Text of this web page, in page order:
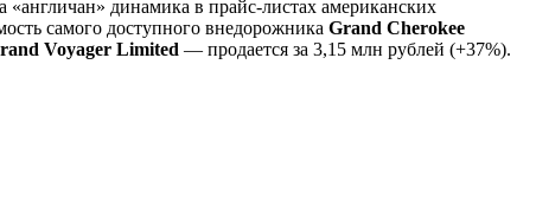
динамика в прайс-листах американских
самого доступного внедорожника Grand Cherokee
Voyager Limited — продается за 3,15 млн рублей (+37%).